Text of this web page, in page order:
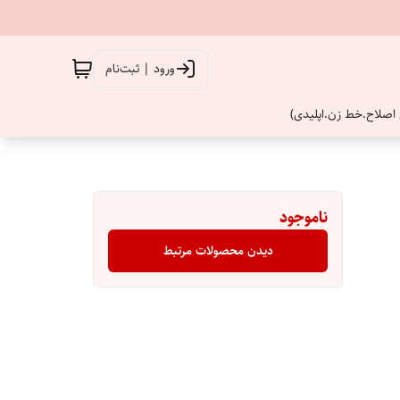
ورود | ثبت‌نام
زن.اپلیدی)
ناموجود
دیدن محصولات مرتبط